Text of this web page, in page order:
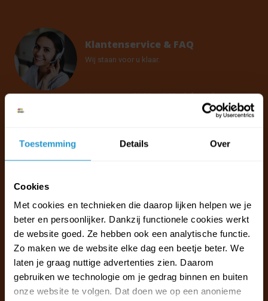
Toestemming Details Over
Cookies
Met cookies en technieken die daarop lijken helpen we je
beter en persoonlijker. Dankzij functionele cookies werkt
de website goed. Ze hebben ook een analytische functie.
Zo maken we de website elke dag een beetje beter. We
laten je graag nuttige advertenties zien. Daarom
gebruiken we technologie om je gedrag binnen en buiten
onze website te volgen. Dat doen we op een anonieme
Klantenservice & FAQ
Wij staan voor u klaar.
Ma t/m vr van 09:30 - 16:00 telefonisch
+31 (0)13 785 62 41
Naar de klantenservice & FAQ
info@jouwoutlet.nl